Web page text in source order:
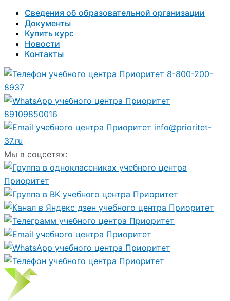
Сведения об образовательной организации
Документы
Купить курс
Новости
Контакты
8-800-200-
8937
89109850016
info@prioritet-
37.ru
Мы в соцсетях: